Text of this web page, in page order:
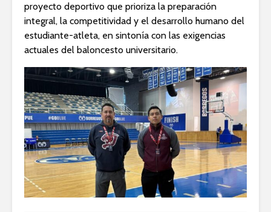
proyecto deportivo que prioriza la preparación
integral, la competitividad y el desarrollo humano del
estudiante-atleta, en sintonía con las exigencias
actuales del baloncesto universitario.